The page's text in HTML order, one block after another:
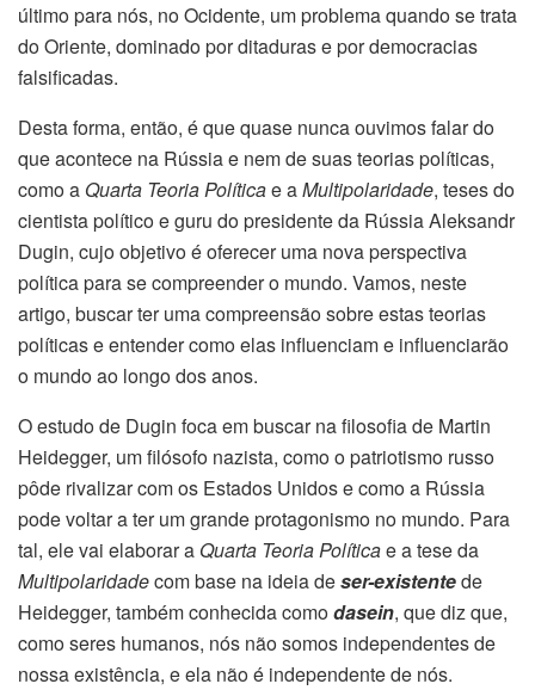
último para nós, no Ocidente, um problema quando se trata
do Oriente, dominado por ditaduras e por democracias
falsificadas.
Desta forma, então, é que quase nunca ouvimos falar do
que acontece na Rússia e nem de suas teorias políticas,
como a Quarta Teoria Políticae aMultipolaridade, teses do
cientista político e guru do presidente da Rússia Aleksandr
Dugin, cujo objetivo é oferecer uma nova perspectiva
política para se compreender o mundo. Vamos, neste
artigo, buscar ter uma compreensão sobre estas teorias
políticas e entender como elas influenciam e influenciarão
o mundo ao longo dos anos.
O estudo de Dugin foca em buscar na filosofia de Martin
Heidegger, um filósofo nazista, como o patriotismo russo
pôde rivalizar com os Estados Unidos e como a Rússia
pode voltar a ter um grande protagonismo no mundo. Para
tal, ele vai elaborar a Quarta Teoria Políticae a tese da
Multipolaridadecom base na ideia deser-existentede
Heidegger, também conhecida comodasein, que diz que,
como seres humanos, nós não somos independentes de
nossa existência, e ela não é independente de nós.